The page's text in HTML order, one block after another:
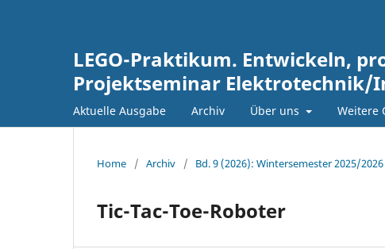
LEGO-Praktikum. Entwickeln,
Projektseminar
Aktuelle Ausgabe Archiv Über uns Weitere
Home / Archiv / Bd. 9 (2026): Wintersemester 2025/2026
Tic-Tac-Toe-Roboter